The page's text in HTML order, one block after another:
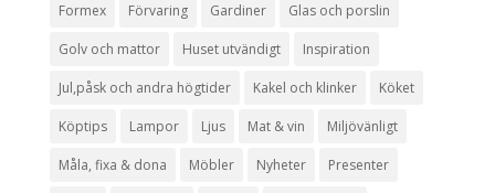
Formex Förvaring Gardiner Glas och porslin
Golv och mattor Huset utvändigt Inspiration
Jul,påsk och andra högtider Kakel och klinker Köket
Köptips Lampor Ljus Mat & vin Miljövänligt
Måla, fixa & dona Möbler Nyheter Presenter